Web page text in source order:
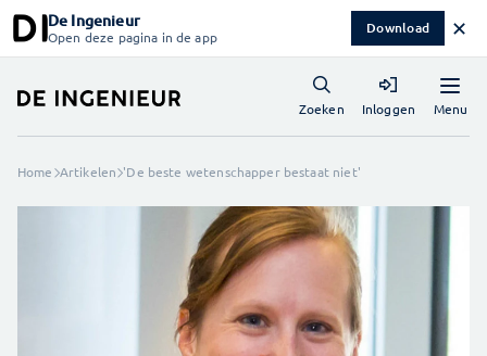
De Ingenieur
Open deze pagina in de app Download ✕
Menu
Zoeken Inloggen
Home Artikelen 'De beste wetenschapper bestaat niet'